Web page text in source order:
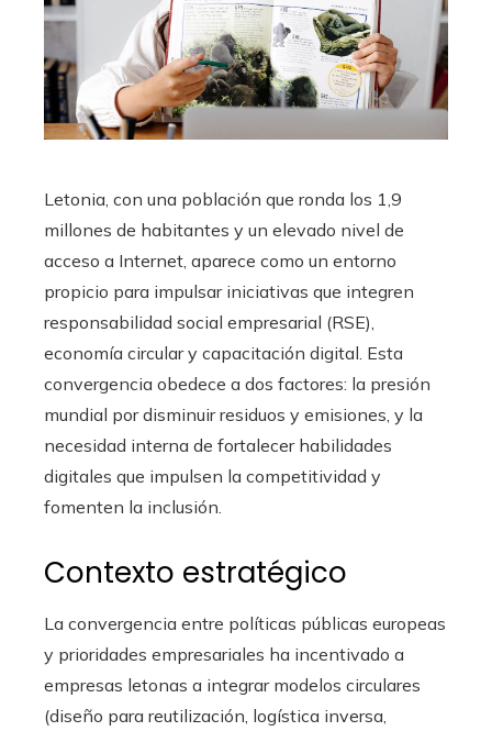
Letonia, con una población que ronda los 1,9
millones de habitantes y un elevado nivel de
acceso a Internet, aparece como un entorno
propicio para impulsar iniciativas que integren
responsabilidad social empresarial (RSE),
economía circular y capacitación digital. Esta
convergencia obedece a dos factores: la presión
mundial por disminuir residuos y emisiones, y la
necesidad interna de fortalecer habilidades
digitales que impulsen la competitividad y
fomenten la inclusión.
Contexto estratégico
La convergencia entre políticas públicas europeas
y prioridades empresariales ha incentivado a
empresas letonas a integrar modelos circulares
(diseño para reutilización, logística inversa,